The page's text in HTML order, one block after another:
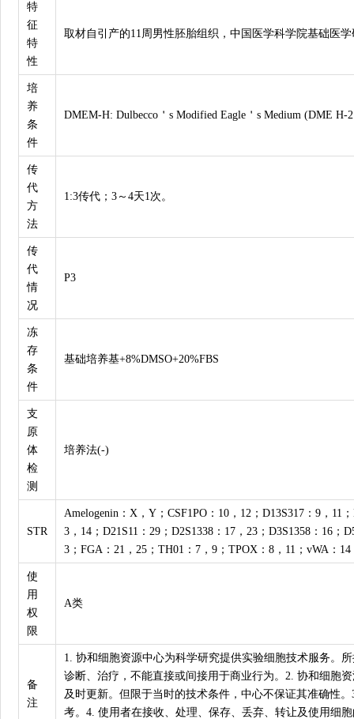
特
征
特
性
取材自引产的11周男性胚胎组织，中国医学科学院基础医
培
养
条
件
DMEM-H: Dulbecco＇s Modified Eagle＇s Medium (DME H-
传
代
方
法
1:3传代；3～4天1次。
传
代
情
况
P3
冻
存
条
件
基础培养基+8%DMSO+20%FBS
支
原
体
检
测
培养法(-)
STR
Amelogenin：X，Y；CSF1PO：10，12；D13S317：9，11
3，14；D21S11：29；D2S1338：17，23；D3S1358：16；
3；FGA：21，25；TH01：7，9；TPOX：8，11；vWA：14
使
用
权
限
A类
备
注
1. 协和细胞资源中心为科学研究提供实验细胞技术服务。
诊断、治疗，不能直接或间接用于商业行为。2. 协和细胞
及时更新。但限于当时的技术条件，中心不保证其准确性
考。4. 使用者在接收、处理、保存、丢弃、转让及使用细